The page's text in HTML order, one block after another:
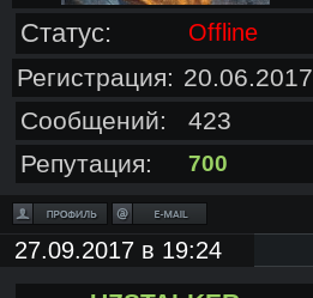
Статус: Offline
Регистрация: 20.06.2017
Сообщений:
423
Репутация:
700
27.09.2017 в 19:24